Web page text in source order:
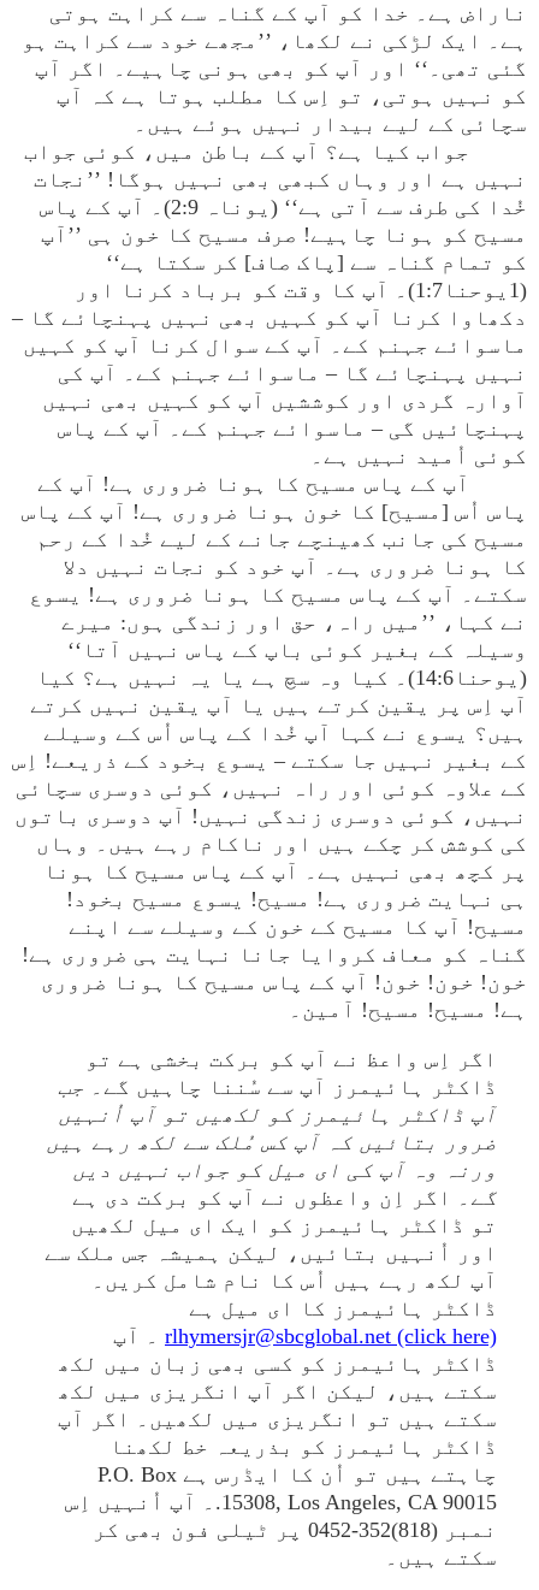
ناراض ہے۔ خدا کو آپ کے گناہ سے کراہت ہوتی
ہے۔ ایک لڑکی نے لکھا، ’’مجھے خود سے کراہت ہو
گئی تھی۔‘‘ اور آپ کو بھی ہونی چاہیے۔ اگر آپ
کو نہیں ہوتی، تو اِس کا مطلب ہوتا ہے کہ آپ
سچائی کے لیے بیدار نہیں ہوئے ہیں۔
جواب کیا ہے؟ آپ کے باطن میں، کوئی جواب
نہیں ہے اور وہاں کبھی بھی نہیں ہوگا! ’’نجات
خُدا کی طرف سے آتی ہے‘‘ (یوناہ 2:9)۔ آپ کے پاس
مسیح کو ہونا چاہیے! صرف مسیح کا خون ہی ’’آپ
کو تمام گناہ سے [پاک صاف] کر سکتا ہے‘‘
(1یوحنا1:7)۔ آپ کا وقت کو برباد کرنا اور
دکھاوا کرنا آپ کو کہیں بھی نہیں پہنچائے گا –
ماسوائے جہنم کے۔ آپ کے سوال کرنا آپ کو کہیں
نہیں پہنچائے گا – ماسوائے جہنم کے۔ آپ کی
آوارہ گردی اور کوششیں آپ کو کہیں بھی نہیں
پہنچائیں گی – ماسوائے جہنم کے۔ آپ کے پاس
کوئی اُمید نہیں ہے۔
آپ کے پاس مسیح کا ہونا ضروری ہے! آپ کے
پاس اُس [مسیح] کا خون ہونا ضروری ہے! آپ کے پاس
مسیح کی جانب کھینچے جانے کے لیے خُدا کے رحم
کا ہونا ضروری ہے۔ آپ خود کو نجات نہیں دلا
سکتے۔ آپ کے پاس مسیح کا ہونا ضروری ہے! یسوع
نے کہا، ’’میں راہ، حق اور زندگی ہوں: میرے
وسیلہ کے بغیر کوئی باپ کے پاس نہیں آتا‘‘
(یوحنا14:6)۔ کیا وہ سچ ہے یا یہ نہیں ہے؟ کیا
آپ اِس پر یقین کرتے ہیں یا آپ یقین نہیں کرتے
ہیں؟ یسوع نے کہا آپ خُدا کے پاس اُس کے وسیلے
کے بغیر نہیں جا سکتے – یسوع بخود کے ذریعے! اِس
کے علاوہ کوئی اور راہ نہیں، کوئی دوسری سچائی
نہیں، کوئی دوسری زندگی نہیں! آپ دوسری باتوں
کی کوشش کر چکے ہیں اور ناکام رہے ہیں۔ وہاں
پر کچھ بھی نہیں ہے۔ آپ کے پاس مسیح کا ہونا
ہی نہایت ضروری ہے! مسیح! یسوع مسیح بخود!
مسیح! آپ کا مسیح کے خون کے وسیلے سے اپنے
گناہ کو معاف کروایا جانا نہایت ہی ضروری ہے!
خون! خون! خون! آپ کے پاس مسیح کا ہونا ضروری
ہے! مسیح! مسیح! آمین۔
اگر اِس واعظ نے آپ کو برکت بخشی ہے تو
ڈاکٹر ہائیمرز آپ سے سُننا چاہیں گے۔ جب
آپ ڈاکٹر ہائیمرز کو لکھیں تو آپ اُنہیں
ضرور بتائیں کہ آپ کس مُلک سے لکھ رہے ہیں
ورنہ وہ آپ کی ای میل کو جواب نہیں دیں
گے ۔ اگر اِن واعظوں نے آپ کو برکت دی ہے
تو ڈاکٹر ہائیمرز کو ایک ای میل لکھیں
اور اُنہیں بتائیں، لیکن ہمیشہ جس ملک سے
آپ لکھ رہے ہیں اُس کا نام شامل کریں۔
ڈاکٹر ہائیمرز کا ای میل ہے
rlhymersjr@sbcglobal.net (click here) ۔ آپ
ڈاکٹر ہائیمرز کو کسی بھی زبان میں لکھ
سکتے ہیں، لیکن اگر آپ انگریزی میں لکھ
سکتے ہیں تو انگریزی میں لکھیں۔ اگر آپ
ڈاکٹر ہائیمرز کو بذریعہ خط لکھنا
چاہتے ہیں تو اُن کا ایڈرس ہے P.O. Box
15308, Los Angeles, CA 90015.۔ آپ اُنہیں اِس
نمبر (818)352-0452 پر ٹیلی فون بھی کر
سکتے ہیں۔